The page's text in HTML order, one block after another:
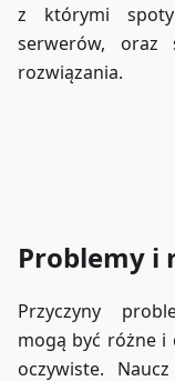
z którymi
serwerów, oraz
rozwiązania.
Problemy i
Przyczyny
mogą być różne i
oczywiste.